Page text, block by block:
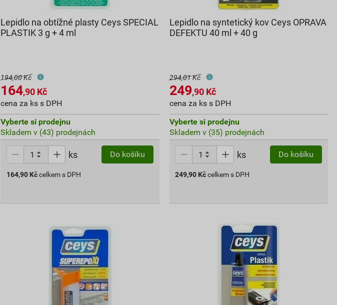
Lepidlo na obtížné plasty Ceys SPECIAL
PLASTIK 3 g + 4 ml
194,00 Kč
164,90 Kč
cena za ks s DPH
Vyberte si prodejnu
Skladem v (43) prodejnách
ks Do košíku
164,90 Kčcelkem s DPH
Lepidlo na syntetický kov Ceys OPRAVA
DEFEKTU 40 ml + 40 g
294,01 Kč
249,90Kč
cena za ks s DPH
Vyberte si prodejnu
Skladem v (35) prodejnách
ks Do košíku
249,90 Kč celkem s DPH